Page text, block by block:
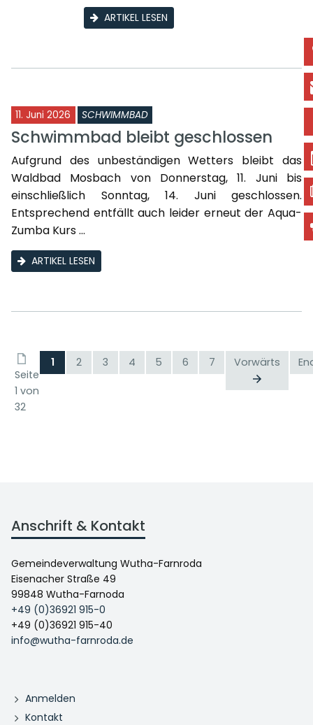
ARTIKEL LESEN
11. Juni 2026 SCHWIMMBAD
Schwimmbad bleibt geschlossen
Aufgrund des unbeständigen Wetters bleibt das
Waldbad Mosbach von Donnerstag, 11. Juni bis
einschließlich Sonntag, 14. Juni geschlossen.
Entsprechend entfällt auch leider erneut der Aqua-
Zumba Kurs ...
ARTIKEL LESEN
Seite
1 von
32
1 2 3 4 5 6 7 Vorwärts
Anschrift & Kontakt
Gemeindeverwaltung Wutha-Farnroda
Eisenacher Straße 49
99848 Wutha-Farnoda
+49 (0)36921 915-0
+49 (0)36921 915-40
info@wutha-farnroda.de
Anmelden
Kontakt